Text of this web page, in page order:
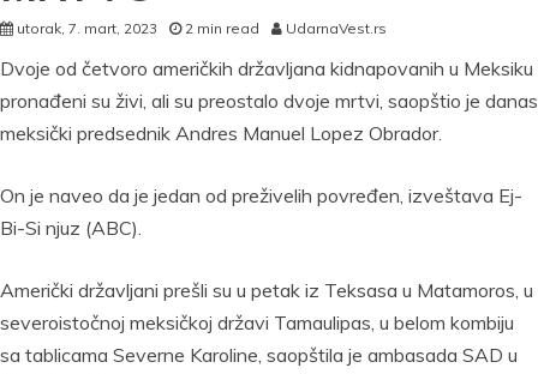
utorak, 7. mart, 2023 2 min read UdarnaVest.rs
Dvoje od četvoro američkih državljana kidnapovanih u Meksiku
pronađeni su živi, ali su preostalo dvoje mrtvi, saopštio je danas
meksički predsednik Andres Manuel Lopez Obrador.
On je naveo da je jedan od preživelih povređen, izveštava Ej-
Bi-Si njuz (ABC).
Američki državljani prešli su u petak iz Teksasa u Matamoros, u
severoistočnoj meksičkoj državi Tamaulipas, u belom kombiju
sa tablicama Severne Karoline, saopštila je ambasada SAD u